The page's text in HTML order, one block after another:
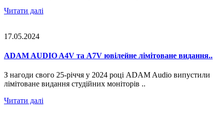
Читати далі
17.05.2024
ADAM AUDIO A4V та A7V ювілейне лімітоване видання..
З нагоди свого 25-річчя у 2024 році ADAM Audio випустили
лімітоване видання студійних моніторів ..
Читати далі